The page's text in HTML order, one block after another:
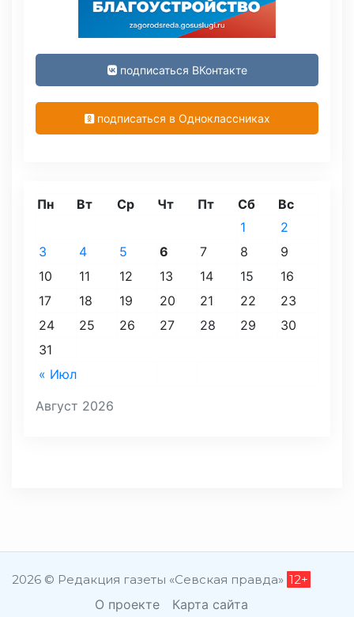
подписаться ВКонтакте
подписаться в Одноклассниках
Август 2026
Пн Вт Ср Чт Пт Сб Вс
« Июл
1
2
3
4 5 6 7 8
9
10
11 12 13 14 15
16
17
18 19 20 21 22
23
24
25 26 27 28 29
30
31
2026 © Редакция газеты «Севская правда» 12+
О проекте Карта сайта